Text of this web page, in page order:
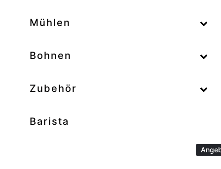
Mühlen
–
Bohnen
–
Zubehör
Barista